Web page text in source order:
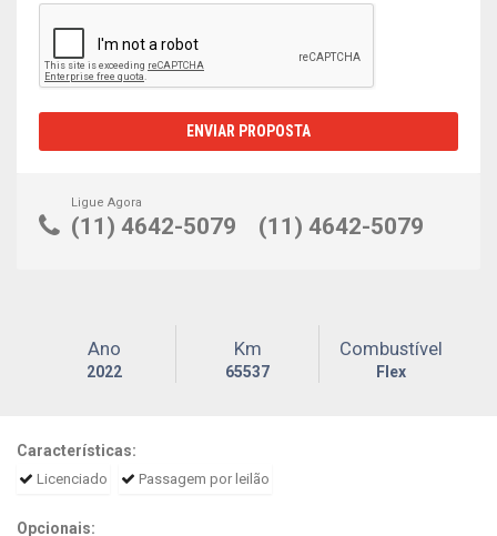
ENVIAR PROPOSTA
Ligue Agora
(11) 4642-5079 (11) 4642-5079
Ano
2022
Km
65537
Combustível
Flex
Características:
Licenciado Passagem por leilão
Opcionais: